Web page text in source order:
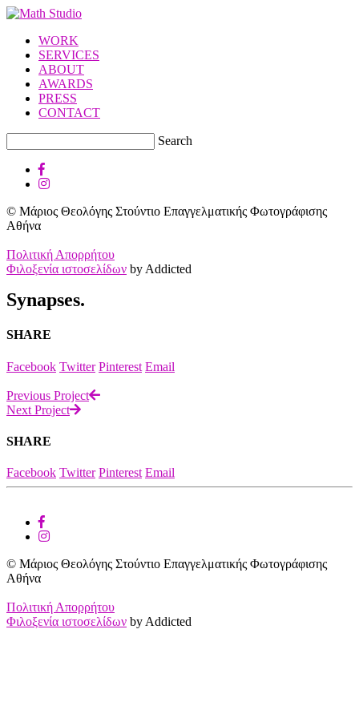
WORK
SERVICES
ABOUT
AWARDS
PRESS
CONTACT
Search
© Μάριος Θεολόγης Στούντιο Επαγγελματικής Φωτογράφισης
Αθήνα
Πολιτική Απορρήτου
Φιλοξενία ιστοσελίδων by Addicted
Synapses.
SHARE
Facebook Twitter Pinterest Email
Previous Project
Next Project
SHARE
Facebook Twitter Pinterest Email
© Μάριος Θεολόγης Στούντιο Επαγγελματικής Φωτογράφισης
Αθήνα
Πολιτική Απορρήτου
Φιλοξενία ιστοσελίδων by Addicted